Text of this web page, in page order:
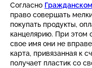
Согласно
право совершать
покупать продукты,
канцелярию. При этом
свое имя они не
карта, привязанная к
получает пластик со